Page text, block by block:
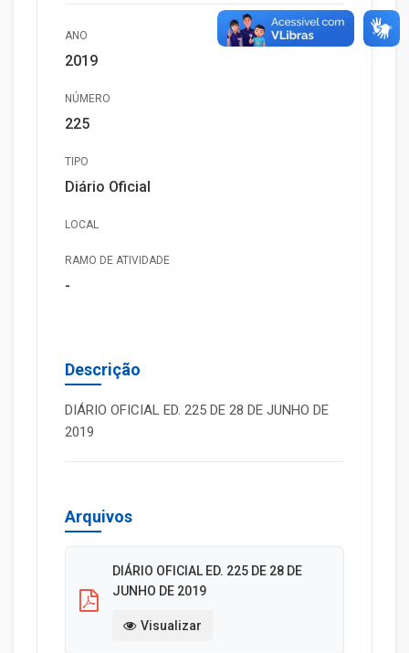
ANO
2019
NÚMERO
225
TIPO
Diário Oficial
LOCAL
RAMO DE ATIVIDADE
-
Descrição
DIÁRIO OFICIAL ED. 225 DE 28 DE JUNHO DE
2019
Arquivos
DIÁRIO OFICIAL ED. 225 DE 28 DE
JUNHO DE 2019
Visualizar